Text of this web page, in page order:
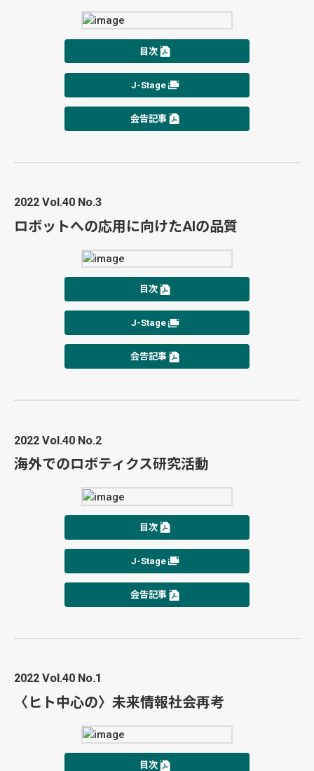
目次
J-Stage
会告記事
2022 Vol.40 No.3
ロボットへの応用に向けたAIの品質
目次
J-Stage
会告記事
2022 Vol.40 No.2
海外でのロボティクス研究活動
目次
J-Stage
会告記事
2022 Vol.40 No.1
〈ヒト中心の〉未来情報社会再考
目次